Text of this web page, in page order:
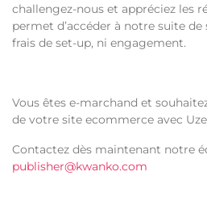
challengez-nous et appréciez les
permet d’accéder à notre suite
frais de set-up, ni engagement.
Vous êtes e-marchand et
de votre site ecommerce avec
Contactez dès maintenant notre
publisher@kwanko.com